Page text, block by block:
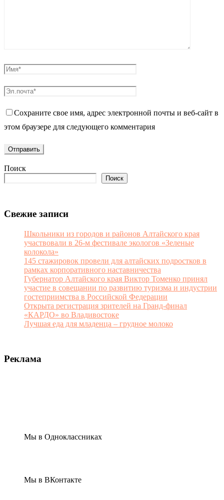
Сохраните свое имя, адрес электронной почты и веб-сайт в
этом браузере для следующего комментария
Поиск
Поиск
Свежие записи
Школьники из городов и районов Алтайского края
участвовали в 26-м фестивале экологов «Зеленые
колокола»
145 стажировок провели для алтайских подростков в
рамках корпоративного наставничества
Губернатор Алтайского края Виктор Томенко принял
участие в совещании по развитию туризма и индустрии
гостеприимства в Российской Федерации
Открыта регистрация зрителей на Гранд-финал
«КАРДО» во Владивостоке
Лучшая еда для младенца – грудное молоко
Реклама
Мы в Одноклассниках
Мы в ВКонтакте